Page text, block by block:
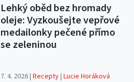
Lehký oběd bez hromady
oleje: Vyzkoušejte vepřové
medailonky pečené přímo
se zeleninou
7. 4. 2026 |Recepty|Lucie Horáková